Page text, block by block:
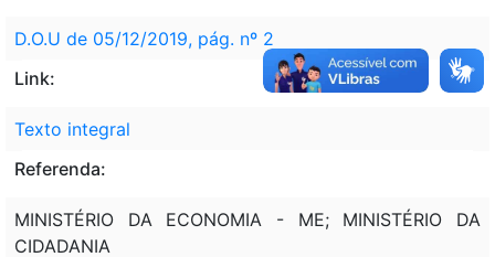
D.O.U de 05/12/2019, pág. nº 2
Link:
Texto integral
Referenda:
MINISTÉRIO DA ECONOMIA - ME; MINISTÉRIO DA
CIDADANIA